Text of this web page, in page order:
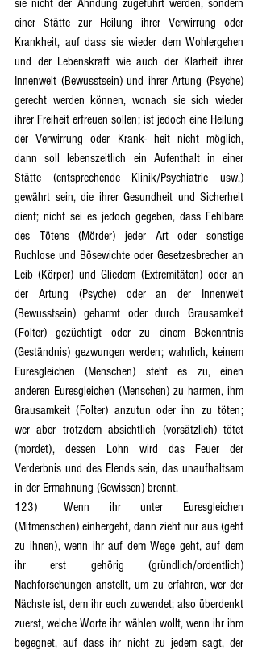
sie nicht der Ahndung zugeführt werden, sondern
einer Stätte zur Heilung ihrer Verwirrung oder
Krankheit, auf dass sie wieder dem Wohlergehen
und der Lebenskraft wie auch der Klarheit ihrer
Innenwelt (Bewusstsein) und ihrer Artung (Psyche)
gerecht werden können, wonach sie sich wieder
ihrer Freiheit erfreuen sollen; ist jedoch eine Heilung
der Verwirrung oder Krank- heit nicht möglich,
dann soll lebenszeitlich ein Aufenthalt in einer
Stätte (entsprechende Klinik/Psychiatrie usw.)
gewährt sein, die ihrer Gesundheit und Sicherheit
dient; nicht sei es jedoch gegeben, dass Fehlbare
des Tötens (Mörder) jeder Art oder sonstige
Ruchlose und Bösewichte oder Gesetzesbrecher an
Leib (Körper) und Gliedern (Extremitäten) oder an
der Artung (Psyche) oder an der Innenwelt
(Bewusstsein) geharmt oder durch Grausamkeit
(Folter) gezüchtigt oder zu einem Bekenntnis
(Geständnis) gezwungen werden; wahrlich, keinem
Euresgleichen (Menschen) steht es zu, einen
anderen Euresgleichen (Menschen) zu harmen, ihm
Grausamkeit (Folter) anzutun oder ihn zu töten;
wer aber trotzdem absichtlich (vorsätzlich) tötet
(mordet), dessen Lohn wird das Feuer der
Verderbnis und des Elends sein, das unaufhaltsam
in der Ermahnung (Gewissen) brennt.
123)	Wenn ihr unter Euresgleichen
(Mitmenschen) einhergeht, dann zieht nur aus (geht
zu ihnen), wenn ihr auf dem Wege geht, auf dem
ihr erst gehörig (gründlich/ordentlich)
Nachforschungen anstellt, um zu erfahren, wer der
Nächste ist, dem ihr euch zuwendet; also überdenkt
zuerst, welche Worte ihr wählen wollt, wenn ihr ihm
begegnet, auf dass ihr nicht zu jedem sagt, der